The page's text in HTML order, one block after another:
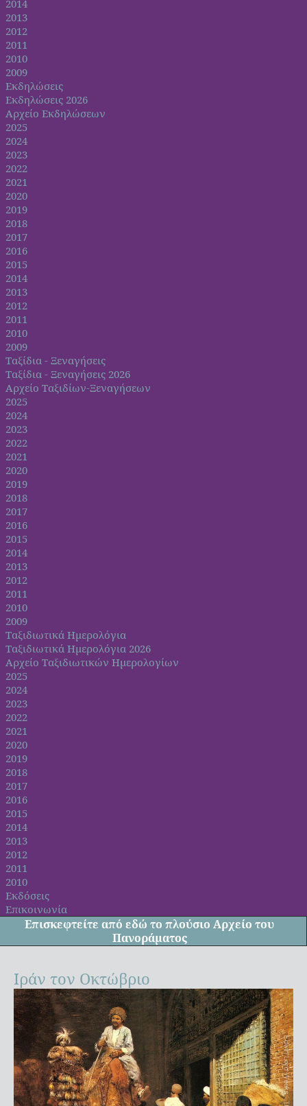
2014
2013
2012
2011
2010
2009
Εκδηλώσεις
Εκδηλώσεις 2026
Αρχείο Εκδηλώσεων
2025
2024
2023
2022
2021
2020
2019
2018
2017
2016
2015
2014
2013
2012
2011
2010
2009
Ταξίδια - Ξεναγήσεις
Ταξίδια - Ξεναγήσεις 2026
Αρχείο Ταξιδίων-Ξεναγήσεων
2025
2024
2023
2022
2021
2020
2019
2018
2017
2016
2015
2014
2013
2012
2011
2010
2009
Ταξιδιωτικά Ημερολόγια
Ταξιδιωτικά Ημερολόγια 2026
Αρχείο Ταξιδιωτικών Ημερολογίων
2025
2024
2023
2022
2021
2020
2019
2018
2017
2016
2015
2014
2013
2012
2011
2010
Εκδόσεις
Επικοινωνία
Επισκεφτείτε από εδώ το πλούσιο Αρχείο του
Πανοράματος
Ιράν τον Οκτώβριο